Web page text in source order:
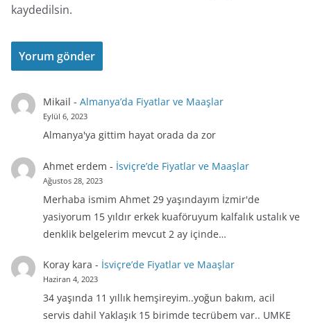
kaydedilsin.
Mikail - Almanya’da Fiyatlar ve Maaşlar
Eylül 6, 2023
Almanya'ya gittim hayat orada da zor
Ahmet erdem - İsviçre’de Fiyatlar ve Maaşlar
Ağustos 28, 2023
Merhaba ismim Ahmet 29 yaşındayım İzmir'de
yasiyorum 15 yıldır erkek kuaföruyum kalfalık ustalık ve
denklik belgelerim mevcut 2 ay içinde…
Koray kara - İsviçre’de Fiyatlar ve Maaşlar
Haziran 4, 2023
34 yaşında 11 yıllık hemşireyim..yoğun bakım, acil
servis dahil Yaklaşık 15 birimde tecrübem var.. UMKE